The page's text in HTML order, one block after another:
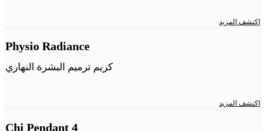
اكتشف المزيد
Physio Radiance
كريم ترميم البشرة النهاري
اكتشف المزيد
Chi Pendant 4